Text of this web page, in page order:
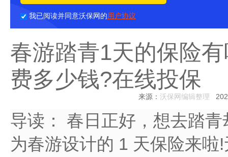
我已阅读并同意沃保网的用户协议
春游踏青1天的保险
费多少钱?在线投保
来源： 沃保网编辑整理
导读：
春日正好，想去踏
为春游设计的 1 天保险来